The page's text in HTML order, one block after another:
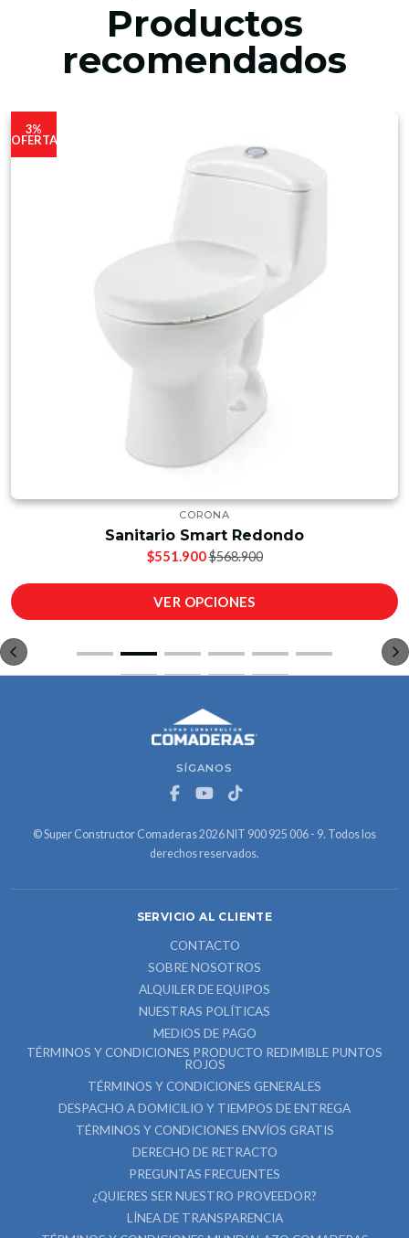
Productos
recomendados
3%
OFERTA
CORONA
Sanitario Smart Redondo
$551.900$568.900
VER OPCIONES
SÍGANOS
© Super Constructor Comaderas 2026 NIT 900 925 006 - 9. Todos los
derechos reservados.
SERVICIO AL CLIENTE
CONTACTO
SOBRE NOSOTROS
ALQUILER DE EQUIPOS
NUESTRAS POLÍTICAS
MEDIOS DE PAGO
TÉRMINOS Y CONDICIONES PRODUCTO REDIMIBLE PUNTOS
ROJOS
TÉRMINOS Y CONDICIONES GENERALES
DESPACHO A DOMICILIO Y TIEMPOS DE ENTREGA
TÉRMINOS Y CONDICIONES ENVÍOS GRATIS
DERECHO DE RETRACTO
PREGUNTAS FRECUENTES
¿QUIERES SER NUESTRO PROVEEDOR?
LÍNEA DE TRANSPARENCIA